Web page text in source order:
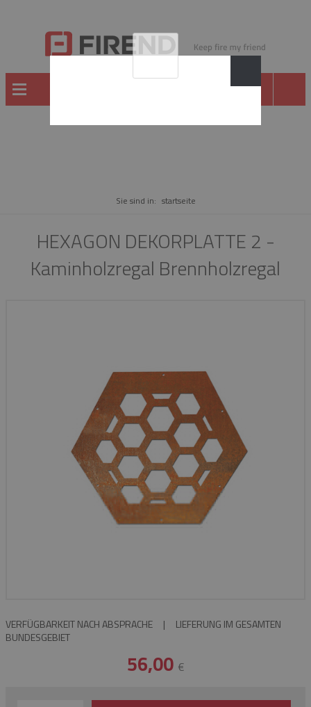
Sie sind in: startseite
HEXAGON DEKORPLATTE 2 -
Kaminholzregal Brennholzregal
VERFÜGBARKEIT NACH ABSPRACHE |
LIEFERUNG IM GESAMTEN
BUNDESGEBIET
56,00 €